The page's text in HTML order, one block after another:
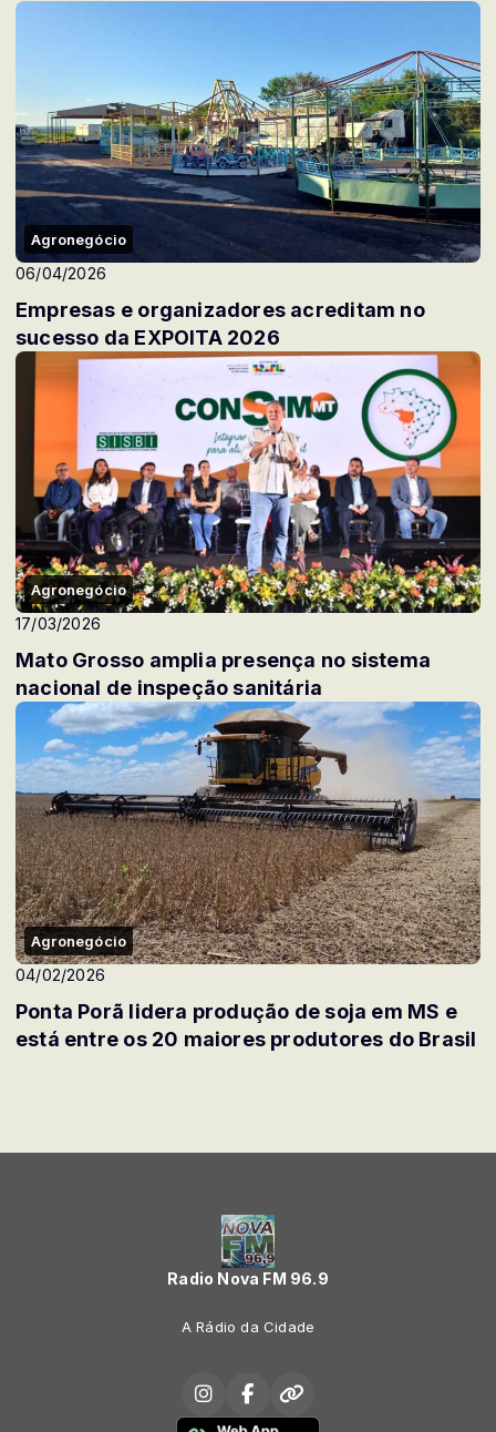
Agronegócio
06/04/2026
Empresas e organizadores acreditam no
sucesso da EXPOITA 2026
Agronegócio
17/03/2026
Mato Grosso amplia presença no sistema
nacional de inspeção sanitária
Agronegócio
04/02/2026
Ponta Porã lidera produção de soja em MS e
está entre os 20 maiores produtores do Brasil
Radio Nova FM 96.9
A Rádio da Cidade